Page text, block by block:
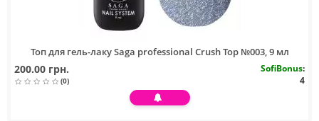
Топ для гель-лаку Saga professional Crush Top №003, 9 мл
200.00 грн.
(0)
SofiBonus:
4